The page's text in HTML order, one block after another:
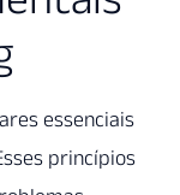
essenciais
princípios